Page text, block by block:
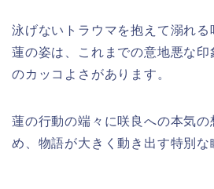
泳げないトラウマを抱えて溺れる
蓮の姿は、これまでの意地悪な
のカッコよさがあります。
蓮の行動の端々に咲良への本気
め、物語が大きく動き出す特別な